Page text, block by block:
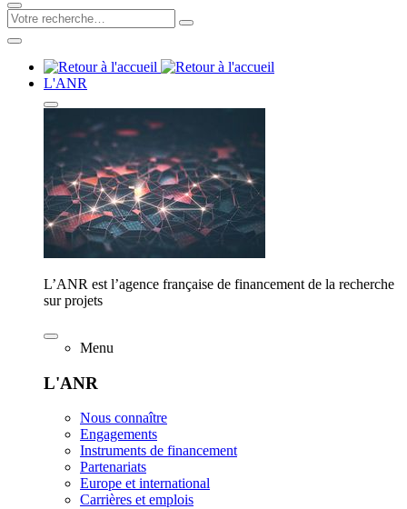
L'ANR
L’ANR est l’agence française de financement de la recherche
sur projets
Menu
L'ANR
Nous connaître
Engagements
Instruments de financement
Partenariats
Europe et international
Carrières et emplois